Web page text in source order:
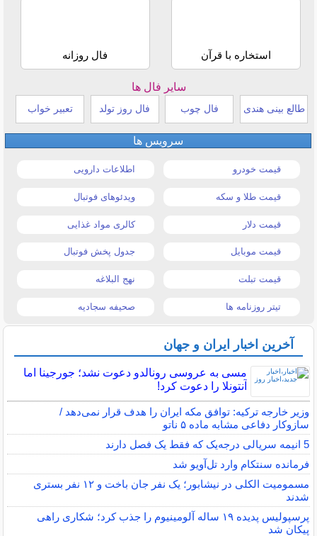
استخاره با قرآن فال روزانه
سایر فال ها
طالع بینی هندی فال چوب فال روز تولد تعبیر خواب
سرویس ها
قیمت خودرو اطلاعات دارویی
قیمت طلا و سکه ویدئوهای فوتبال
قیمت دلار کالری مواد غذایی
قیمت موبایل جدول پخش فوتبال
قیمت تبلت نهج البلاغه
تیتر روزنامه ها صحیفه سجادیه
آخرین اخبار ایران و جهان
مسی به عروسی رونالدو دعوت نشد؛ جورجینا اما
آنتونلا را دعوت کرد!
وزیر خارجه ترکیه: توافق مکه ایران را هدف قرار نمی‌دهد /
سازوکار دفاعی مشابه ماده ۵ ناتو
5 انیمه سریالی درجه‌یک که فقط یک فصل دارند
فرمانده سنتکام وارد تل‌آویو شد
مسمومیت الکلی در نیشابور؛ یک نفر جان باخت و ۱۲ نفر بستری
شدند
پرسپولیس پدیده ۱۹ ساله آلومینیوم را جذب کرد؛ شکاری راهی
پیکان شد